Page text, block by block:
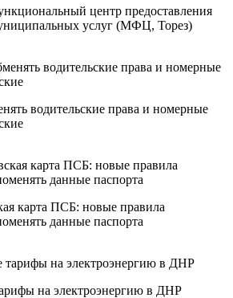
центр предоставления
услуг (МФЦ, Торез)
водительские права и номерные
карта ПСБ: новые правила
данные паспорта
на электроэнергию в ДНР